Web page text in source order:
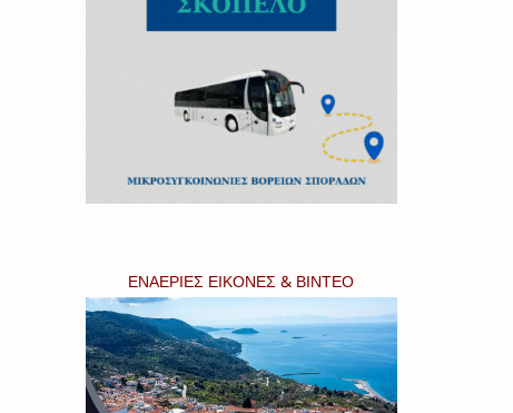
ΕΝΑΕΡΙΕΣ ΕΙΚΟΝΕΣ & ΒΙΝΤΕΟ